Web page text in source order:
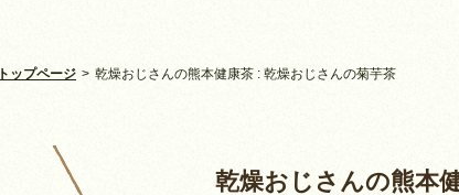
トップページ > 乾燥おじさんの熊本健康茶 : 乾燥おじさんの菊芋茶
乾燥おじさんの熊本